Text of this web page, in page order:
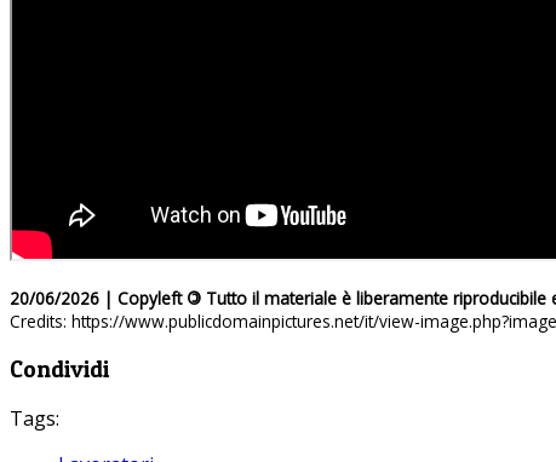
20/06/2026 | Copyleft © Tutto il materiale è liberamente
Credits: https://www.publicdomainpictures.net/it/view-
Condividi
Tags: